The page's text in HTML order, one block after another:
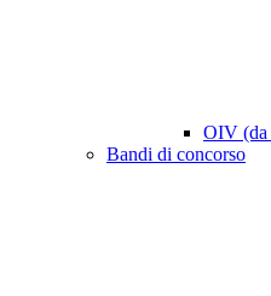
OIV (da
Bandi di concorso